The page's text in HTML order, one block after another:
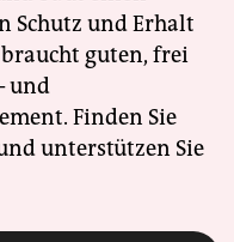
Schutz und Erhalt
guten, frei
und
Finden Sie
unterstützen Sie